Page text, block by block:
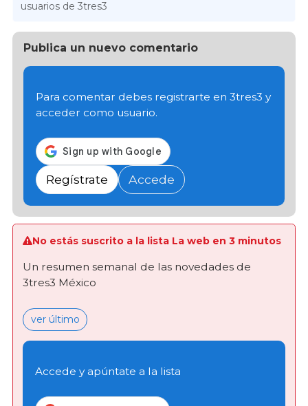
usuarios de 3tres3
Publica un nuevo comentario
Para comentar debes registrarte en 3tres3 y
acceder como usuario.
Regístrate Accede
No estás suscrito a la lista La web en 3 minutos
Un resumen semanal de las novedades de
3tres3 México
ver último
Accede y apúntate a la lista